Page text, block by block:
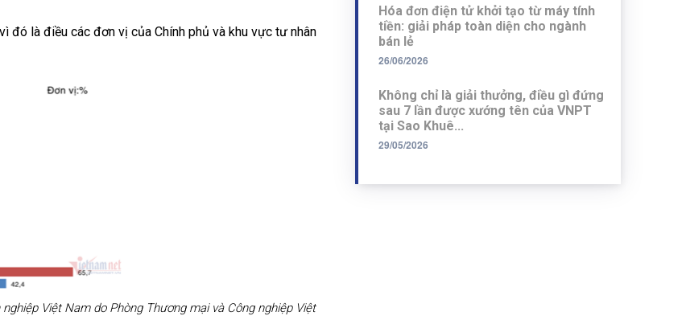
đó là điều các đơn vị của Chính phủ và khu vực tư nhân
Việt Nam do Phòng Thương mại và Công nghiệp Việt
Hóa đơn điện tử khởi tạo từ máy tính
tiền: giải pháp toàn diện cho ngành
bán lẻ
26/06/2026
Không chỉ là giải thưởng, điều gì đứng
sau 7 lần được xướng tên của VNPT
tại Sao Khuê...
29/05/2026